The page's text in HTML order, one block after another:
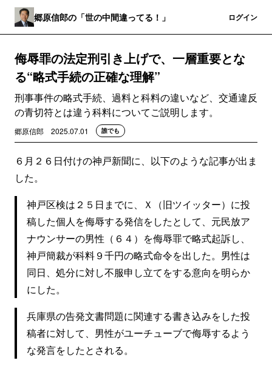
郷原信郎の「世の中間違ってる！」 ログイン
侮辱罪の法定刑引き上げで、一層重要とな
る“略式手続の正確な理解”
刑事事件の略式手続、過料と科料の違いなど、交通違反
の青切符とは違う科料についてご説明します。
郷原信郎 2025.07.01 誰でも
６月２６日付けの神戸新聞に、以下のような記事が出ま
した。
神戸区検は２５日までに、Ｘ（旧ツイッター）に投
稿した個人を侮辱する発信をしたとして、元民放ア
ナウンサーの男性（６４）を侮辱罪で略式起訴し、
神戸簡裁が科料９千円の略式命令を出した。男性は
同日、処分に対し不服申し立てをする意向を明らか
にした。
兵庫県の告発文書問題に関連する書き込みをした投
稿者に対して、男性がユーチューブで侮辱するよう
な発言をしたとされる。